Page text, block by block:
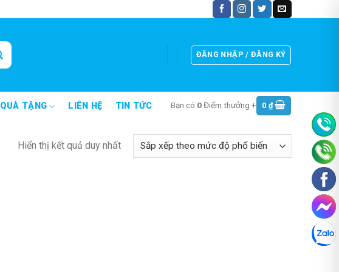
ĐĂNG NHẬP / ĐĂNG KÝ
QUÀ TẶNG LIÊN HỆ TIN TỨC Bạn có 0Điểm thưởng + 0 ₫
Hiển thị kết quả duy nhất